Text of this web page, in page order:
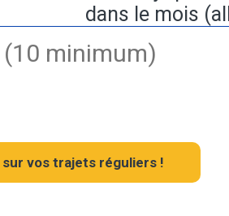
dans le mois
vos trajets réguliers !